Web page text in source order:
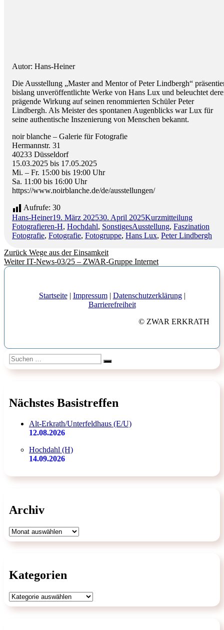
Autor: Hans-Heiner
Die Ausstellung „Master and Mentor of Peter Lindbergh“
bislang unveröffentlichte Werke von Hans Lux und beleuchtet
prägende Wirkung auf seinen renommierten Schüler Peter
Lindbergh. Als Meister des spontanen Augenblicks war Lux für
seine authentische Inszenierung von Menschen bekannt.
noir blanche – Galerie für Fotografie
Hermannstr. 31
40233 Düsseldorf
15.03.2025 bis 17.05.2025
Mi. – Fr. 15:00 bis 19:00 Uhr
Sa. 11:00 bis 16:00 Uhr
https://www.noirblanche.de/de/ausstellungen/
Aufrufe: 30
Autor
Hans-HeinerVeröffentlicht
am
19. März 202530. April 2025Format
Kurzmitteilung
Fotografieren-H, Hochdahl, SonstigesSchlagwörter
Ausstellung, Faszination
Fotografie, Fotografie, Fotogruppe, Hans Lux, Peter Lindbergh
Beitragsnavigation
Zurück Vorheriger
Beitrag:
Wege aus der Einsamkeit
Weiter Nächster
IT-News-03/25 – ZWAR-Gruppe Internet
Startseite| Impressum| Datenschutzerklärung|
Barrierefreiheit
© ZWAR ERKRATH
Suchen
nach:
Suchen
Nächstes Basistreffen
Alt-Erkrath/Unterfeldhaus (E/U)
12.08.2026
Hochdahl (H)
14.09.2026
Archiv
Archiv
Kategorien
Kategorien